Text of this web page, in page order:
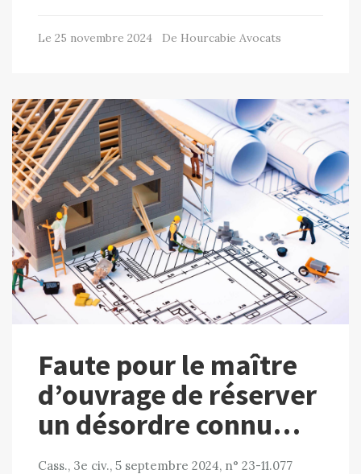
Le 25 novembre 2024 De Hourcabie Avocats
Faute pour le maître
d’ouvrage de réserver
un désordre connu…
Cass., 3e civ., 5 septembre 2024, n° 23-11.077